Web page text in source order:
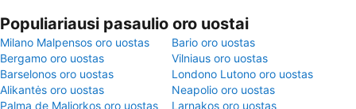
Populiariausi pasaulio oro uostai
Milano Malpensos oro uostas
Bario oro uostas
Bergamo oro uostas
Vilniaus oro uostas
Barselonos oro uostas
Londono Lutono oro uostas
Alikantės oro uostas
Neapolio oro uostas
Palma de Maljorkos oro uostas
Larnakos oro uostas